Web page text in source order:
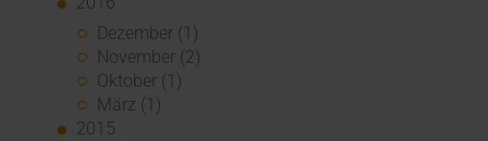
Dezember (1)
November (2)
Oktober (1)
März (1)
2015